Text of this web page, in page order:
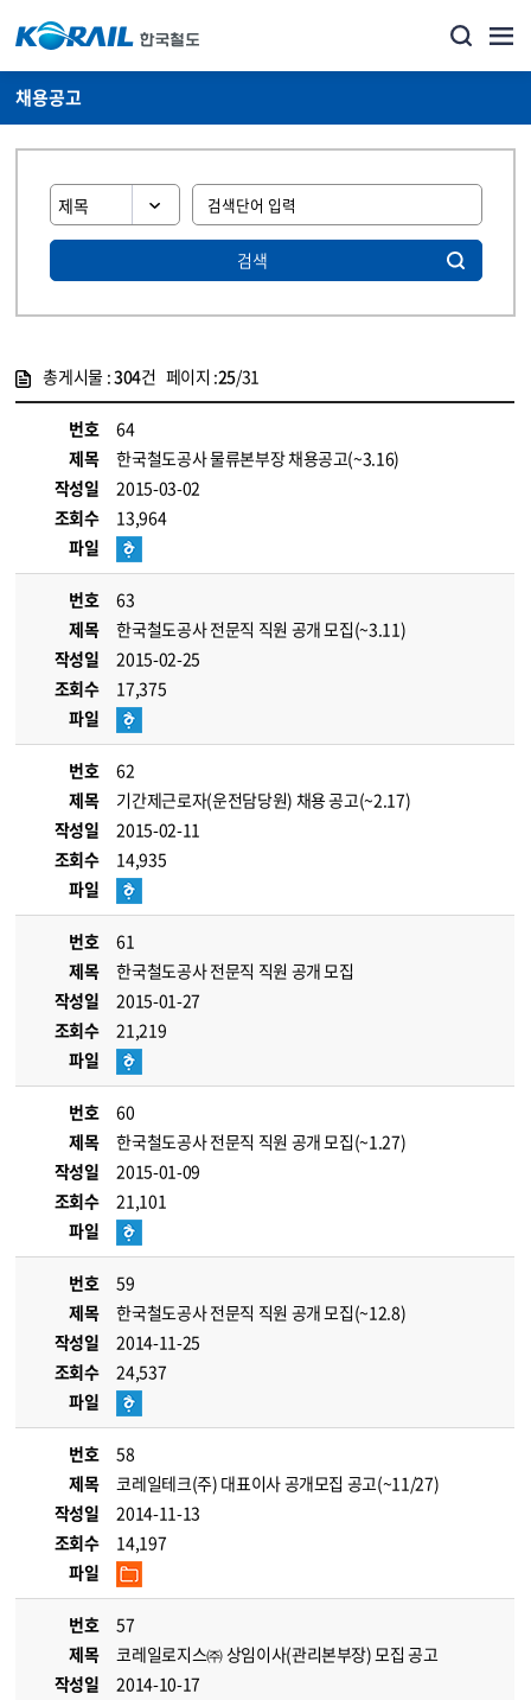
채용공고
검색
총게시물 :304건 페이지 :25/31
번호
64
제목
한국철도공사 물류본부장 채용공고(~3.16)
작성일
2015-03-02
조회수
13,964
파일
번호
63
제목
한국철도공사 전문직 직원 공개 모집(~3.11)
작성일
2015-02-25
조회수
17,375
파일
번호
62
제목
기간제근로자(운전담당원) 채용 공고(~2.17)
작성일
2015-02-11
조회수
14,935
파일
번호
61
제목
한국철도공사 전문직 직원 공개 모집
작성일
2015-01-27
조회수
21,219
파일
번호
60
제목
한국철도공사 전문직 직원 공개 모집(~1.27)
작성일
2015-01-09
조회수
21,101
파일
번호
59
제목
한국철도공사 전문직 직원 공개 모집(~12.8)
작성일
2014-11-25
조회수
24,537
파일
번호
58
제목
코레일테크(주) 대표이사 공개모집 공고(~11/27)
작성일
2014-11-13
조회수
14,197
파일
번호
57
제목
코레일로지스㈜ 상임이사(관리본부장) 모집 공고
작성일
2014-10-17